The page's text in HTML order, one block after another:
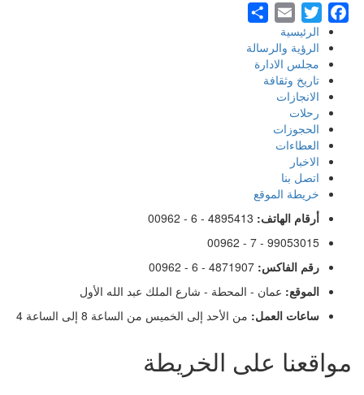
Facebook
Twitter
Email
Footer
Menu
الرئيسية
الرؤية والرسالة
مجلس الادارة
تاريخ وثقافة
الانجازات
رحلات
الحجوزات
العطاءات
الاخبار
اتصل بنا
خريطة الموقع
أرقام الهاتف: 00962 - 6 - 4895413
00962 - 7 - 99053015
رقم الفاكس: 00962 - 6 - 4871907
الموقع: عمان - المحطة - شارع الملك عبد الله الأول
ساعات العمل: من الأحد إلى الخميس من الساعة 8 إلى الساعة 4
مواقعنا على الخريطة